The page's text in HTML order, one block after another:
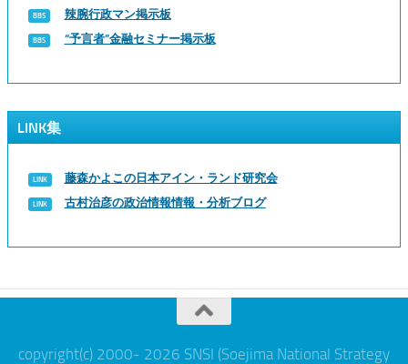
辣腕行政マン掲示板
“予言者”金融セミナー掲示板
LINK集
藤森かよこの日本アイン・ランド研究会
古村治彦の政治情報情報・分析ブログ
copyright(c) 2000- 2026 SNSI (Soejima National Strategy